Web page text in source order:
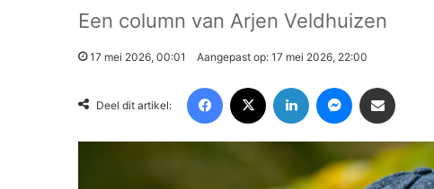
Een column van Arjen Veldhuizen
17 mei 2026, 00:01 Aangepast op: 17 mei 2026, 22:00
Deel dit artikel: